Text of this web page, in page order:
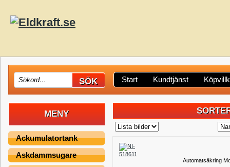
Start Kundtjänst
MENY
Ackumulatortank
Askdammsugare
Automatsäkring